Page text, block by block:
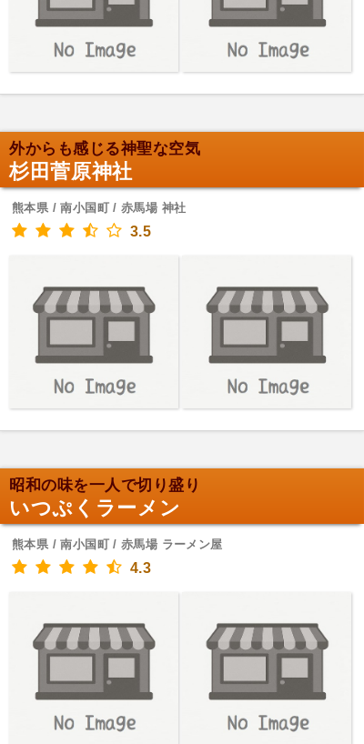
外からも感じる神聖な空気
杉田菅原神社
熊本県 / 南小国町 / 赤馬場 神社
3.5
昭和の味を一人で切り盛り
いつぷくラーメン
熊本県 / 南小国町 / 赤馬場 ラーメン屋
4.3